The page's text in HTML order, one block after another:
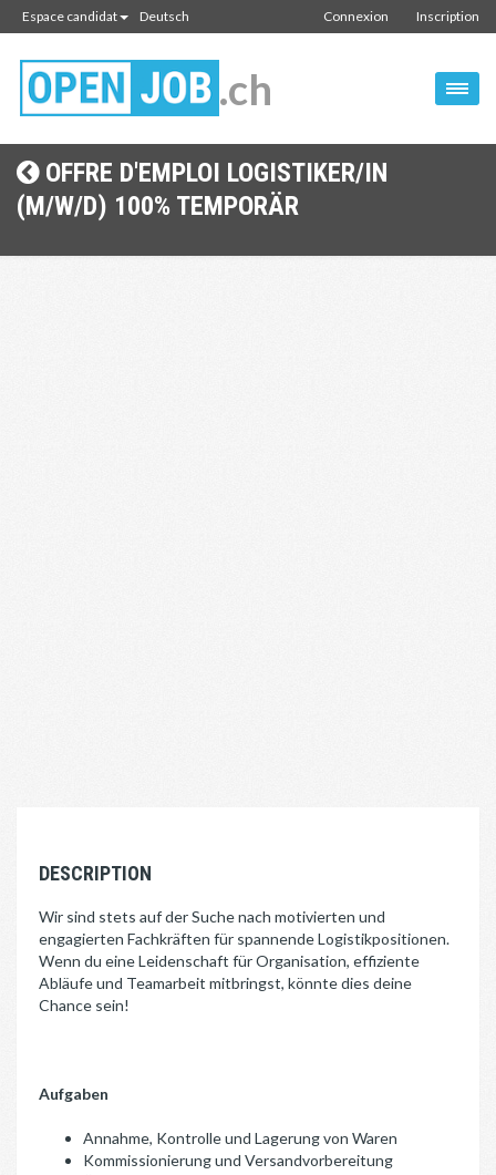
Espace candidat Deutsch Inscription
Connexion
.ch
OFFRE D'EMPLOI LOGISTIKER/IN
(M/W/D) 100% TEMPORÄR
DESCRIPTION
Wir sind stets auf der Suche nach motivierten und
engagierten Fachkräften für spannende Logistikpositionen.
Wenn du eine Leidenschaft für Organisation, effiziente
Abläufe und Teamarbeit mitbringst, könnte dies deine
Chance sein!
Aufgaben
Annahme, Kontrolle und Lagerung von Waren
Kommissionierung und Versandvorbereitung